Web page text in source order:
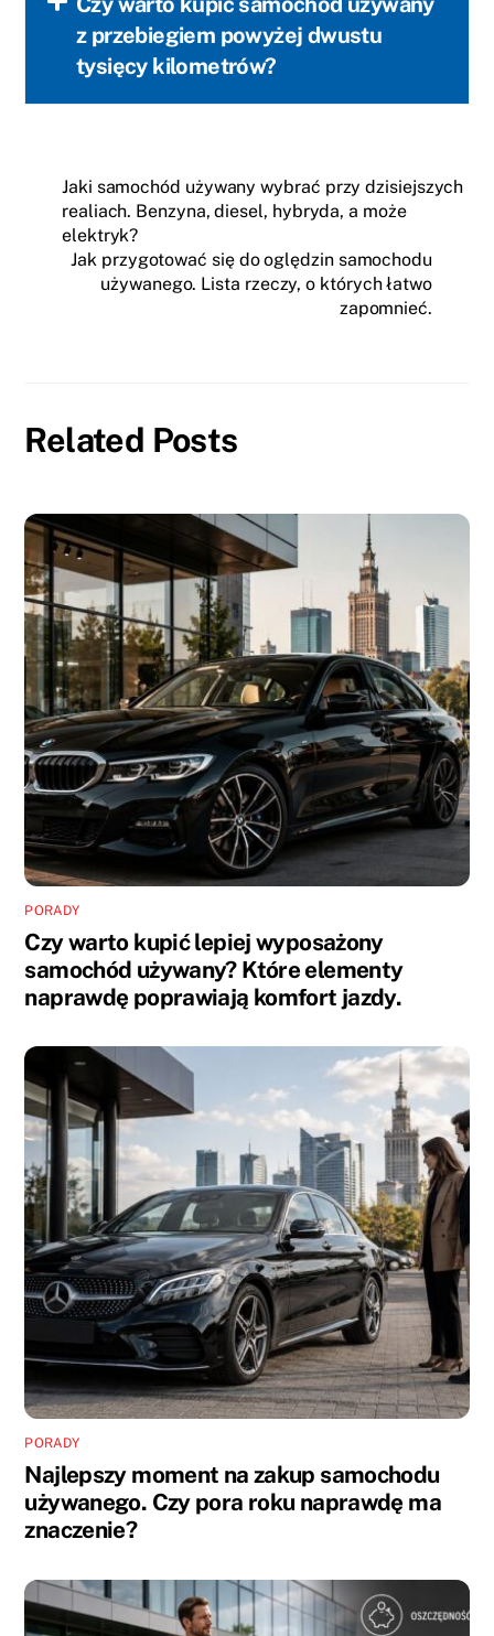
z przebiegiem powyżej dwustu
tysięcy kilometrów?
Jaki samochód używany wybrać przy dzisiejszych
realiach. Benzyna, diesel, hybryda, a może
elektryk?
Jak przygotować się do oględzin samochodu
używanego. Lista rzeczy, o których łatwo
zapomnieć.
Related Posts
PORADY
Czy warto kupić lepiej wyposażony
samochód używany? Które elementy
naprawdę poprawiają komfort jazdy.
PORADY
Najlepszy moment na zakup samochodu
używanego. Czy pora roku naprawdę ma
znaczenie?